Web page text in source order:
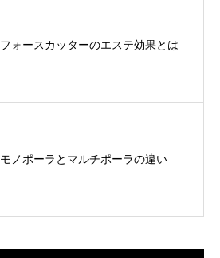
フォースカッターのエステ効果とは
モノポーラとマルチポーラの違い